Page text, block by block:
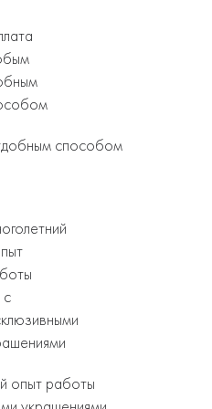
способом
опыт работы